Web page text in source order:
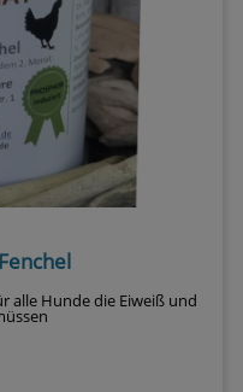
alle Hunde die Eiweiß und